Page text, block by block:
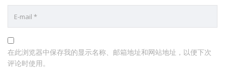
在此浏览器中保存我的显示名称、邮箱地址和网站地址，以便下次
评论时使用。